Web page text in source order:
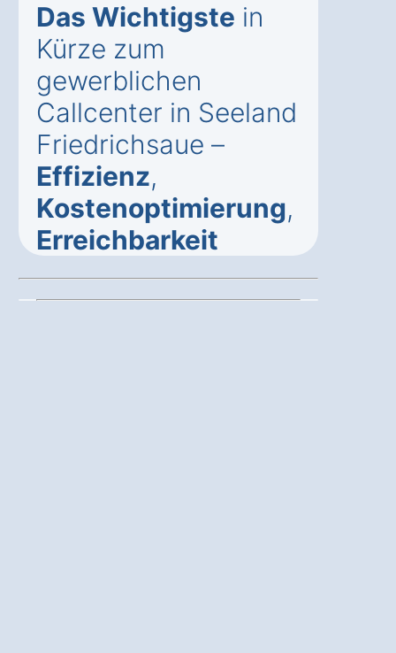
Das Wichtigste in
Kürze zum
gewerblichen
Callcenter in Seeland
Friedrichsaue –
Effizienz,
Kostenoptimierung,
Erreichbarkeit